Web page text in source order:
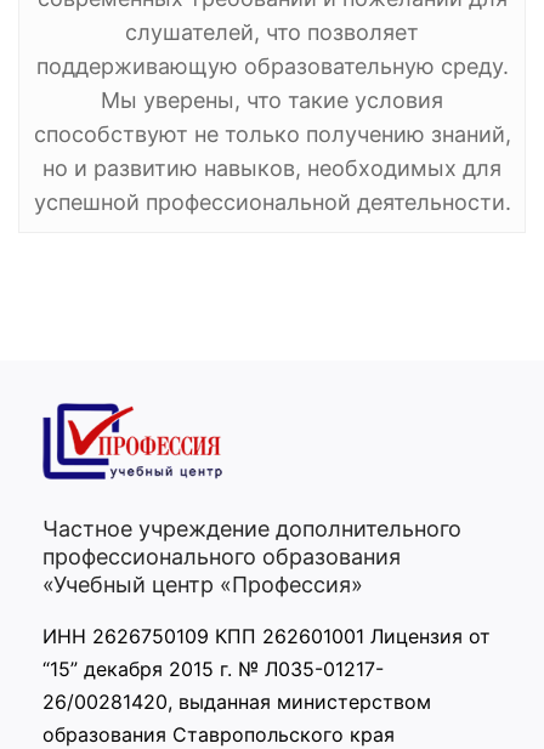
слушателей, что позволяет
поддерживающую образовательную среду.
Мы уверены, что такие условия
способствуют не только получению знаний,
но и развитию навыков, необходимых для
успешной профессиональной деятельности.
Частное учреждение дополнительного
профессионального образования
«Учебный центр «Профессия»
ИНН 2626750109 КПП 262601001 Лицензия от
“15” декабря 2015 г. № Л035-01217-
26/00281420, выданная министерством
образования Ставропольского края